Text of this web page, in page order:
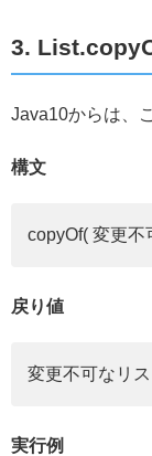
3.
Java10からは、
構文
copyOf( 変更不
戻り値
変更不可なリス
実行例